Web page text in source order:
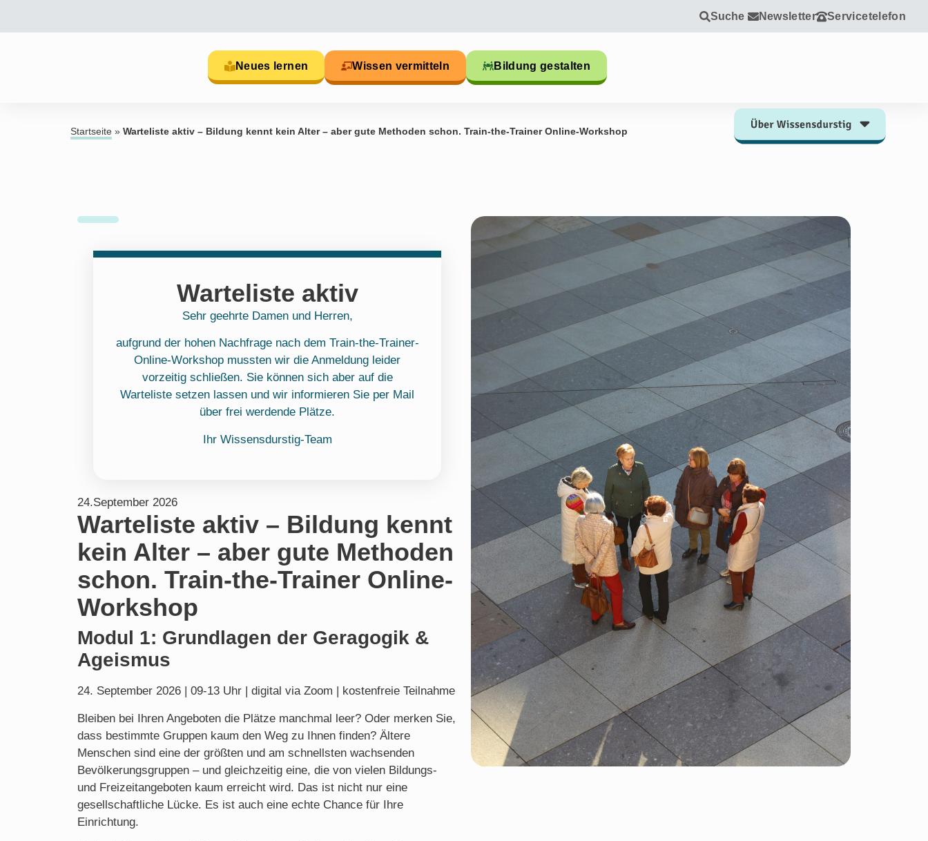
Suche Newsletter Servicetelefon
Neues lernen Wissen vermitteln Bildung gestalten
Startseite » Warteliste aktiv – Bildung kennt kein Alter – aber gute Methoden schon. Train-the-Trainer Online-Workshop
Warteliste aktiv
Sehr geehrte Damen und Herren,
aufgrund der hohen Nachfrage nach dem Train-the-Trainer-
Online-Workshop mussten wir die Anmeldung leider
vorzeitig schließen. Sie können sich aber auf die
Warteliste setzen lassen und wir informieren Sie per Mail
über frei werdende Plätze.
Ihr Wissensdurstig-Team
24.September 2026
Warteliste aktiv – Bildung kennt
kein Alter – aber gute Methoden
schon. Train-the-Trainer Online-
Workshop
Modul 1: Grundlagen der Geragogik &
Ageismus
24. September 2026 | 09-13 Uhr | digital via Zoom | kostenfreie Teilnahme
Bleiben bei Ihren Angeboten die Plätze manchmal leer? Oder merken Sie,
dass bestimmte Gruppen kaum den Weg zu Ihnen finden? Ältere
Menschen sind eine der größten und am schnellsten wachsenden
Bevölkerungsgruppen – und gleichzeitig eine, die von vielen Bildungs-
und Freizeitangeboten kaum erreicht wird. Das ist nicht nur eine
gesellschaftliche Lücke. Es ist auch eine echte Chance für Ihre
Einrichtung.